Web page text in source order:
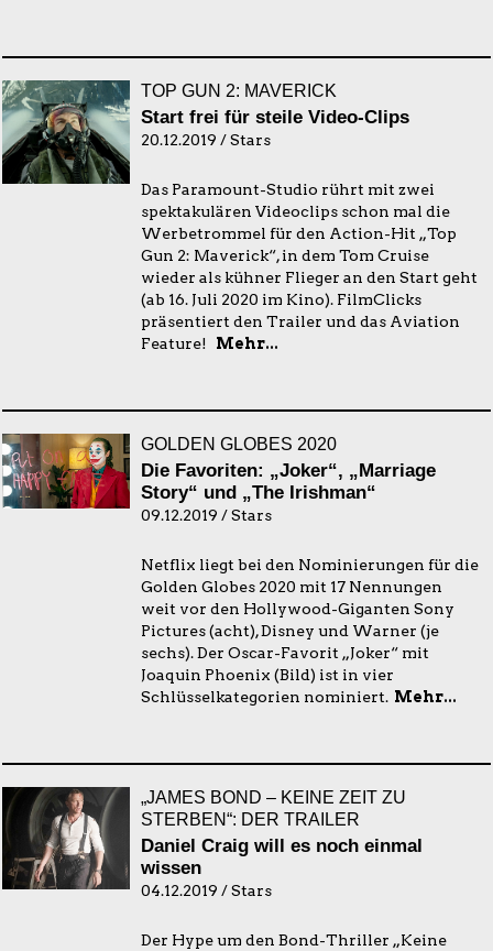
TOP GUN 2: MAVERICK
Start frei für steile Video-Clips
20.12.2019 / Stars
Das Paramount-Studio rührt mit zwei
spektakulären Videoclips schon mal die
Werbetrommel für den Action-Hit „Top
Gun 2: Maverick“, in dem Tom Cruise
wieder als kühner Flieger an den Start geht
(ab 16. Juli 2020 im Kino). FilmClicks
präsentiert den Trailer und das Aviation
Feature!
Mehr...
GOLDEN GLOBES 2020
Die Favoriten: „Joker“, „Marriage
Story“ und „The Irishman“
09.12.2019 / Stars
Netflix liegt bei den Nominierungen für die
Golden Globes 2020 mit 17 Nennungen
weit vor den Hollywood-Giganten Sony
Pictures (acht), Disney und Warner (je
sechs). Der Oscar-Favorit „Joker“ mit
Joaquin Phoenix (Bild) ist in vier
Schlüsselkategorien nominiert. Mehr...
„JAMES BOND – KEINE ZEIT ZU
STERBEN“: DER TRAILER
Daniel Craig will es noch einmal
wissen
04.12.2019 / Stars
Der Hype um den Bond-Thriller „Keine